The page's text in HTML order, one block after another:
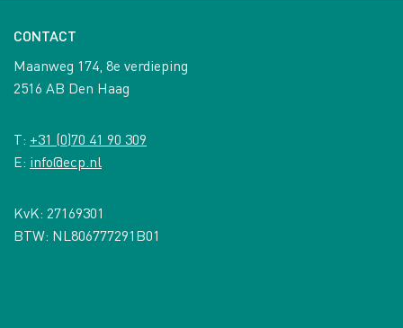
CONTACT
Maanweg 174, 8e verdieping
2516 AB Den Haag
T: +31 (0)70 41 90 309
E: info@ecp.nl
KvK: 27169301
BTW: NL806777291B01